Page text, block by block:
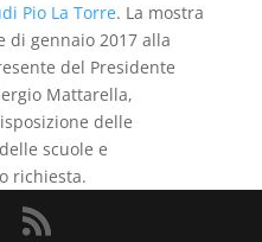
Pio La Torre. La mostra
di gennaio 2017 alla
del Presidente
Mattarella,
delle
scuole e
richiesta.